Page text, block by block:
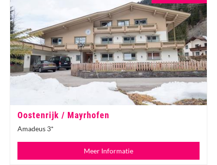
Oostenrijk / Mayrhofen
Amadeus 3*
Meer Informatie